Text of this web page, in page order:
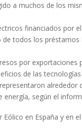
a muchos de los
financiados por
de todos los
por
de las
energía, según el
Eólico en España y en